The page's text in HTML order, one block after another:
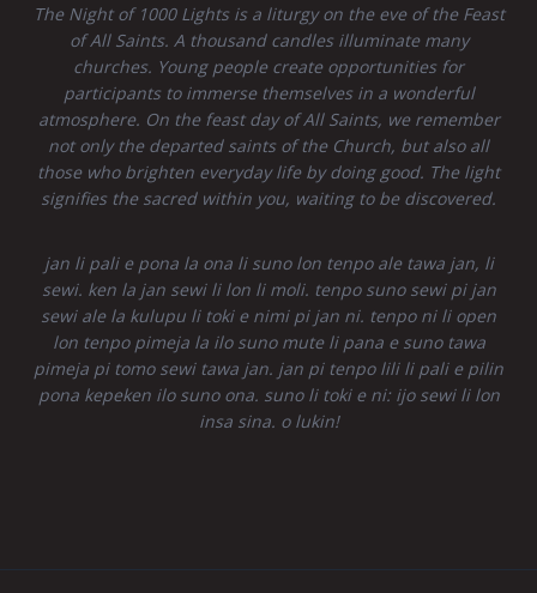
The Night of 1000 Lights is a liturgy on the eve of the Feast
of All Saints. A thousand candles illuminate many
churches. Young people create opportunities for
participants to immerse themselves in a wonderful
atmosphere. On the feast day of All Saints, we remember
not only the departed saints of the Church, but also all
those who brighten everyday life by doing good. The light
signifies the sacred within you, waiting to be discovered.
jan li pali e pona la ona li suno lon tenpo ale tawa jan, li
sewi. ken la jan sewi li lon li moli. tenpo suno sewi pi jan
sewi ale la kulupu li toki e nimi pi jan ni. tenpo ni li open
lon tenpo pimeja la ilo suno mute li pana e suno tawa
pimeja pi tomo sewi tawa jan. jan pi tenpo lili li pali e pilin
pona kepeken ilo suno ona. suno li toki e ni: ijo sewi li lon
insa sina. o lukin!